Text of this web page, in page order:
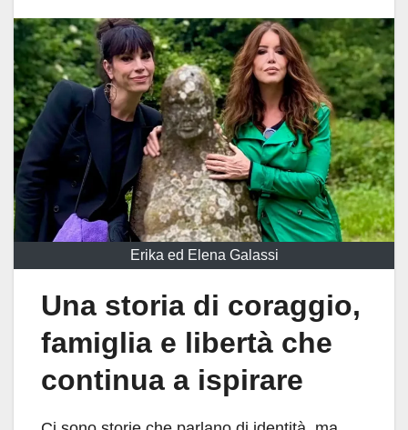
Erika ed Elena Galassi
Una storia di coraggio,
famiglia e libertà che
continua a ispirare